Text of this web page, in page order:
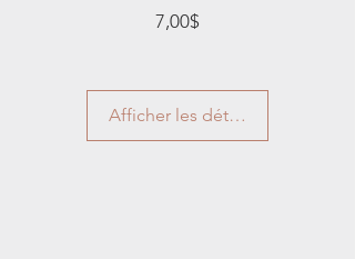
7,00$
Afficher les détails